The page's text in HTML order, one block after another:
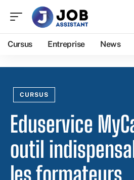
Cursus Entreprise News
CURSUS
Eduservice
outil
les formateurs